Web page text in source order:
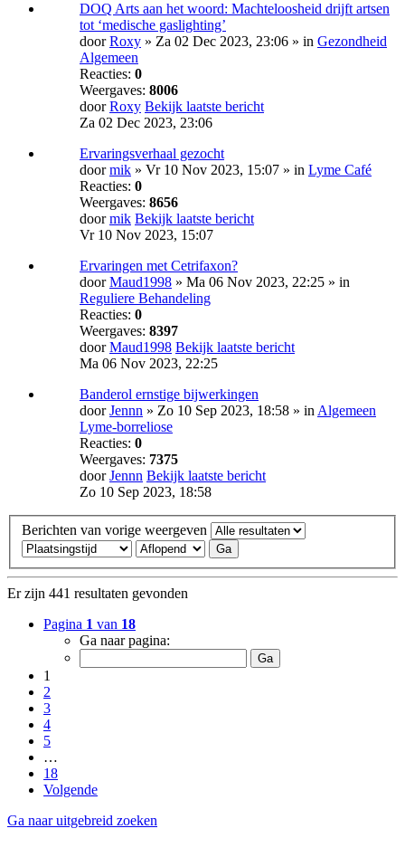
DOQ Arts aan het woord: Machte­loosheid drijft artsen
tot ‘medische gas­lighting’
doorRoxy » Za 02 Dec 2023, 23:06 » in Gezondheid
Algemeen
Reacties: 0
Weergaves: 8006
doorRoxy Bekijk laatste bericht
Za 02 Dec 2023, 23:06
Ervaringsverhaal gezocht
doormik » Vr 10 Nov 2023, 15:07 » in Lyme Café
Reacties: 0
Weergaves: 8656
doormik Bekijk laatste bericht
Vr 10 Nov 2023, 15:07
Ervaringen met Cetrifaxon?
doorMaud1998 » Ma 06 Nov 2023, 22:25 » in
Reguliere Behandeling
Reacties: 0
Weergaves: 8397
doorMaud1998 Bekijk laatste bericht
Ma 06 Nov 2023, 22:25
Banderol ernstige bijwerkingen
doorJennn » Zo 10 Sep 2023, 18:58 » in Algemeen
Lyme-borreliose
Reacties: 0
Weergaves: 7375
doorJennn Bekijk laatste bericht
Zo 10 Sep 2023, 18:58
Berichten van vorige weergeven
Er zijn 441 resultaten gevonden
Pagina 1 van 18
Ga naar pagina:
1
2
3
4
5
…
18
Volgende
Ga naar uitgebreid zoeken